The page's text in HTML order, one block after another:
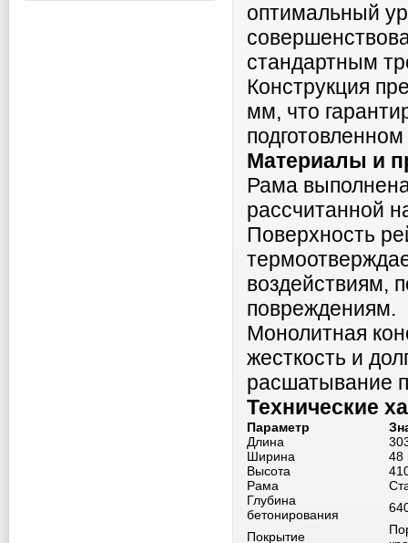
оптимальный
стандартным
Конструкция
мм, что
Материалы и
Рама
рассчитанной
Поверхность
воздействиям,
повреждениям.
Монолитная
жесткость и
расшатывание
Технические
Параметр
Длина
Ширина
48
Высота
Рама
Глубина
бетонирования
Покрытие